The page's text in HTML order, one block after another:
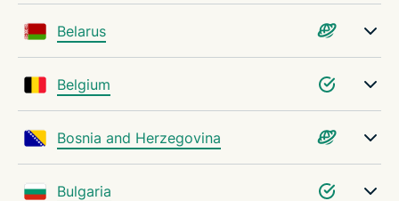
Belarus
Belgium
Bosnia and Herzegovina
Bulgaria